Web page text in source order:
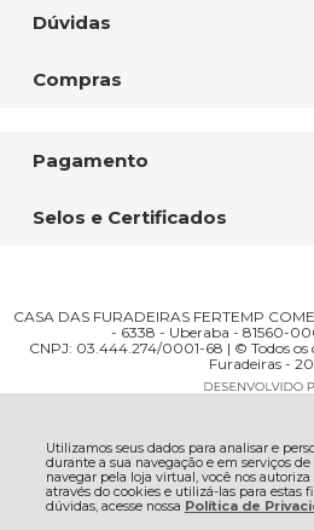
Utilizamos seus dados para analisar e
durante a sua navegação e em serviços
navegar pela loja virtual, você nos
através do cookies e utilizá-las para estas
dúvidas, acesse nossa Política de
Dúvidas
Compras
Pagamento
Selos e Certificados
CASA DAS FURADEIRAS FERTEMP
- 6338 - Uberaba - 81560-
CNPJ: 03.444.274/0001-68 | © Todos os
Furadeiras -